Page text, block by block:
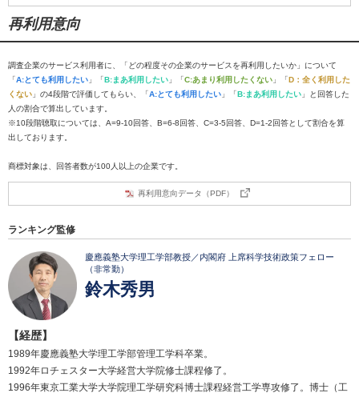
再利用意向
調査企業のサービス利用者に、「どの程度その企業のサービスを再利用したいか」について
「A:とても利用したい 」「B:まあ利用したい 」「C:あまり利用したくない 」「D：全く利用した
くない 」の4段階で評価してもらい、「A:とても利用したい 」「B:まあ利用したい 」と回答した
人の割合で算出しています。
※10段階聴取については、A=9-10回答、B=6-8回答、C=3-5回答、D=1-2回答として割合を算
出しております。
商標対象は、回答者数が100人以上の企業です。
再利用意向データ（PDF）
ランキング監修
慶應義塾大学理工学部教授／内閣府 上席科学技術政策フェロー
（非常勤）
鈴木秀男
【経歴】
1989年慶應義塾大学理工学部管理工学科卒業。
1992年ロチェスター大学経営大学院修士課程修了。
1996年東京工業大学大学院理工学研究科博士課程経営工学専攻修了。博士（工